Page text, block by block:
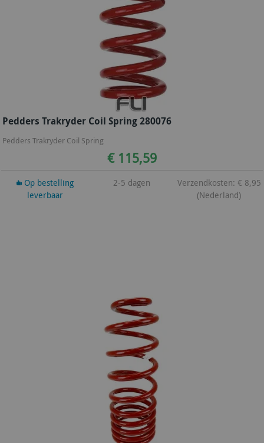
Pedders Trakryder Coil Spring 280076
Pedders Trakryder Coil Spring
€ 115,59
Op bestelling
leverbaar
2-5 dagen
Verzendkosten: € 8,95
(Nederland)